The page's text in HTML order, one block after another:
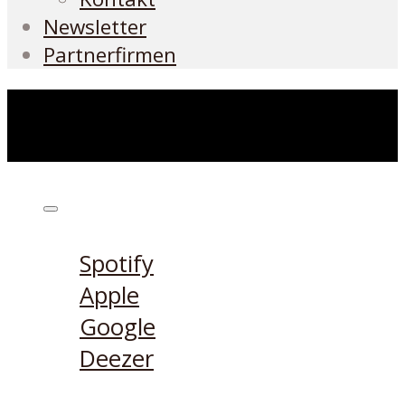
Newsletter
Partnerfirmen
Spotify
Apple
Google
Deezer